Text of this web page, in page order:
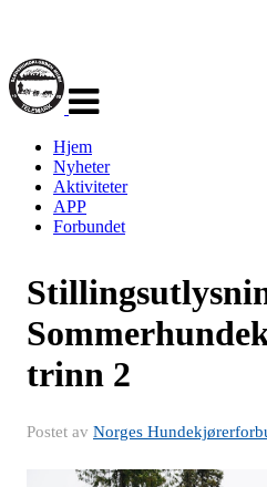
navigasjon
Hjem
Nyheter
Aktiviteter
APP
Forbundet
trinn 2
Postet av Norges